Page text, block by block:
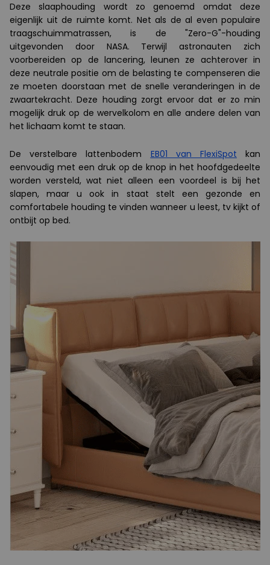
Deze slaaphouding wordt zo genoemd omdat deze
eigenlijk uit de ruimte komt. Net als de al even populaire
traagschuimmatrassen, is de "Zero-G"-houding
uitgevonden door NASA. Terwijl astronauten zich
voorbereiden op de lancering, leunen ze achterover in
deze neutrale positie om de belasting te compenseren die
ze moeten doorstaanmet de snelle veranderingen in de
zwaartekracht. Deze houding zorgt ervoor dat er zo min
mogelijk druk op de wervelkolom en alle andere delen van
het lichaam komt te staan.
De verstelbare lattenbodem EB01 van FlexiSpot
kan
eenvoudig met een druk op de knop in het hoofdgedeelte
worden versteld, wat niet alleen een voordeel is bij het
slapen, maar u ook in staat stelt een gezonde en
comfortabele houding te vinden wanneer u leest, tv kijkt of
ontbijt op bed.